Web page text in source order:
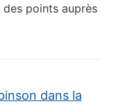
points auprès
dans la